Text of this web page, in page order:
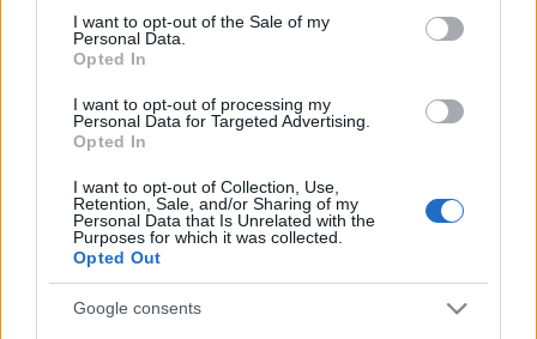
consent section.
I want to opt-out of the Sale of my
Personal Data.
Opted In
I want to opt-out of processing my
Personal Data for Targeted Advertising.
Opted In
I want to opt-out of Collection, Use,
Retention, Sale, and/or Sharing of my
Personal Data that Is Unrelated with the
Purposes for which it was collected.
Opted Out
Google consents
egyszer egy Hollywood
Fincherista•2019. augusztus 08.
“Kár, hogy a régi jó dolgokból már nem maradt